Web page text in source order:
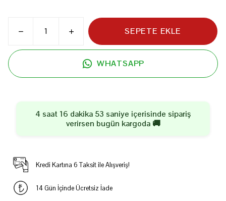
SEPETE EKLE
WHATSAPP
4 saat 16 dakika 53 saniye içerisinde sipariş
verirsen bugün kargoda 🚚
Kredi Kartına 6 Taksit ile Alışveriş!
14 Gün İçinde Ücretsiz İade